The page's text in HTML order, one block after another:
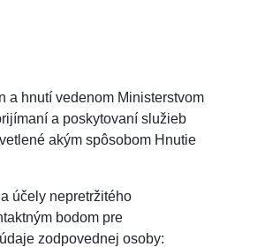
a hnutí vedenom Ministerstvom
a poskytovaní služieb
akým spôsobom Hnutie
účely nepretržitého
bodom pre
zodpovednej osoby: